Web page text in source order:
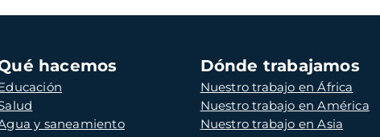
hacemos
y saneamiento
Dónde trabajamos
Nuestro trabajo en África
Nuestro trabajo en América
Nuestro trabajo en Asia